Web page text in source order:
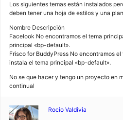
Los siguientes temas están instalados
deben tener una hoja de estilos y una
Nombre Descripción
Facelook No encontramos el tema
principal «bp-default».
Frisco for BuddyPress No encontramos
instala el tema principal «bp-default».
No se que hacer y tengo un proyecto en
continual
Rocio Valdivia